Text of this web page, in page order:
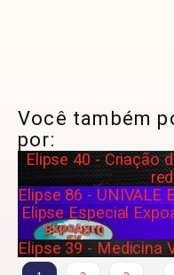
Você também
por:
Elipse 40 - Criação
Elipse 86 - UNIVALE
Elipse Especial
Elipse 39 - Medicina